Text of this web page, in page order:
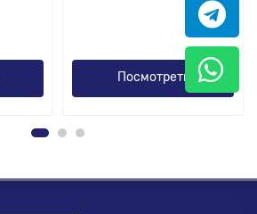
Посмотреть